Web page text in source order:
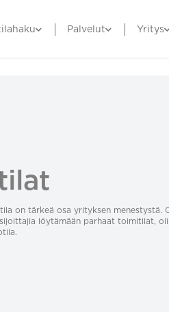
Palvelut Yritys
on tärkeä osa yrityksen menestystä.
löytämään parhaat toimitilat, oli